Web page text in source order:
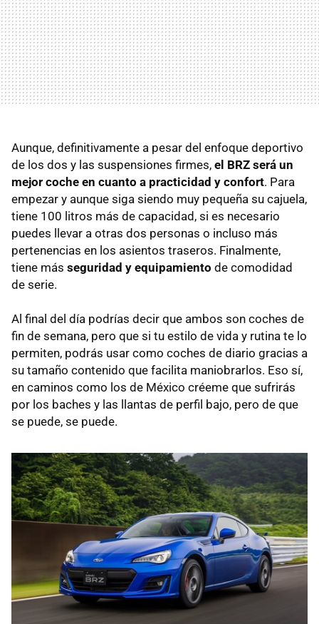
Aunque, definitivamente a pesar del enfoque deportivo
de los dos y las suspensiones firmes, el BRZ será un
mejor coche en cuanto a practicidad y confort. Para
empezar y aunque siga siendo muy pequeña su cajuela,
tiene 100 litros más de capacidad, si es necesario
puedes llevar a otras dos personas o incluso más
pertenencias en los asientos traseros. Finalmente,
tiene más seguridad y equipamiento de comodidad
de serie.
Al final del día podrías decir que ambos son coches de
fin de semana, pero que si tu estilo de vida y rutina te lo
permiten, podrás usar como coches de diario gracias a
su tamaño contenido que facilita maniobrarlos. Eso sí,
en caminos como los de México créeme que sufrirás
por los baches y las llantas de perfil bajo, pero de que
se puede, se puede.